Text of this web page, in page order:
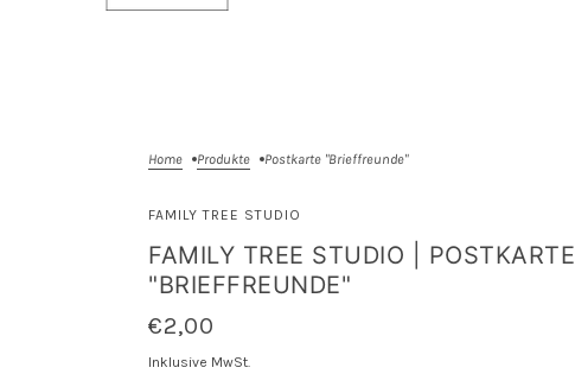
Home Produkte Postkarte "Brieffreunde"
FAMILY TREE STUDIO
FAMILY TREE STUDIO | POSTKARTE
"BRIEFFREUNDE"
€2,00
Inklusive MwSt.